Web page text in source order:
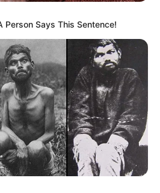
Person Says This Sentence!